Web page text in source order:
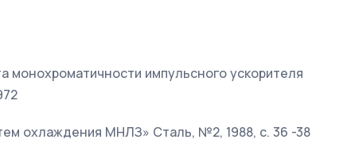
монохроматичности импульсного ускорителя
охлаждения МНЛЗ» Сталь, №2, 1988, с. 36 -38